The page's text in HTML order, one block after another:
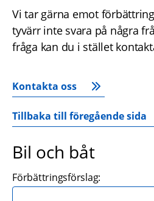
Vi tar gärna emot
tyvärr inte svara på några
fråga kan du i stället
Kontakta oss
Tillbaka till föregående sida
Bil och båt
Förbättringsförslag: